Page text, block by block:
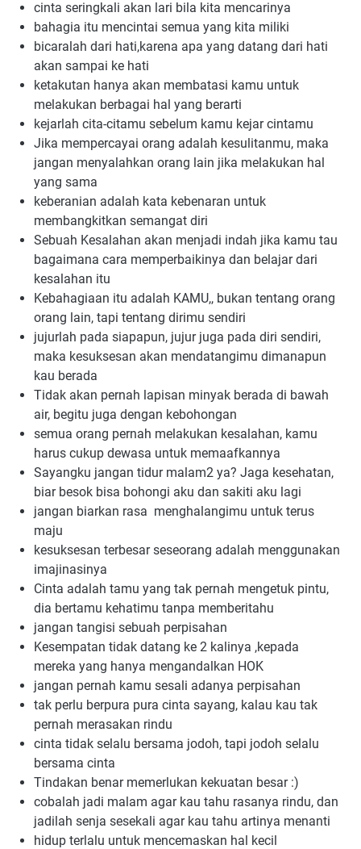
cinta seringkali akan lari bila kita mencarinya
bahagia itu mencintai semua yang kita miliki
bicaralah dari hati,karena apa yang datang dari hati
akan sampai ke hati
ketakutan hanya akan membatasi kamu untuk
melakukan berbagai hal yang berarti
kejarlah cita-citamu sebelum kamu kejar cintamu
Jika mempercayai orang adalah kesulitanmu, maka
jangan menyalahkan orang lain jika melakukan hal
yang sama
keberanian adalah kata kebenaran untuk
membangkitkan semangat diri
Sebuah Kesalahan akan menjadi indah jika kamu tau
bagaimana cara memperbaikinya dan belajar dari
kesalahan itu
Kebahagiaan itu adalah KAMU,, bukan tentang orang
orang lain, tapi tentang dirimu sendiri
jujurlah pada siapapun, jujur juga pada diri sendiri,
maka kesuksesan akan mendatangimu dimanapun
kau berada
Tidak akan pernah lapisan minyak berada di bawah
air, begitu juga dengan kebohongan
semua orang pernah melakukan kesalahan, kamu
harus cukup dewasa untuk memaafkannya
Sayangku jangan tidur malam2 ya? Jaga kesehatan,
biar besok bisa bohongi aku dan sakiti aku lagi
jangan biarkan rasa  menghalangimu untuk terus
maju
kesuksesan terbesar seseorang adalah menggunakan
imajinasinya
Cinta adalah tamu yang tak pernah mengetuk pintu,
dia bertamu kehatimu tanpa memberitahu
jangan tangisi sebuah perpisahan
Kesempatan tidak datang ke 2 kalinya ,kepada
mereka yang hanya mengandalkan HOK
jangan pernah kamu sesali adanya perpisahan
tak perlu berpura pura cinta sayang, kalau kau tak
pernah merasakan rindu
cinta tidak selalu bersama jodoh, tapi jodoh selalu
bersama cinta
Tindakan benar memerlukan kekuatan besar :)
cobalah jadi malam agar kau tahu rasanya rindu, dan
jadilah senja sesekali agar kau tahu artinya menanti
hidup terlalu untuk mencemaskan hal kecil